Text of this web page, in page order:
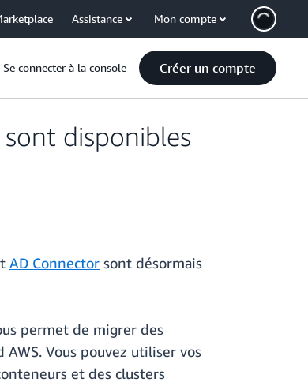
Assistance Mon compte
Se connecter à la console Créer un compte
disponibles
AD Connector sont désormais
permet de migrer des
Vous pouvez utiliser vos
et des clusters